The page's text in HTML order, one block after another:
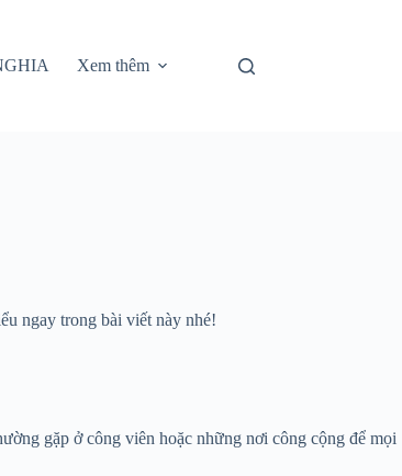
Xem thêm
ngay trong bài viết này nhé!
gặp ở công viên hoặc những nơi công cộng để mọi